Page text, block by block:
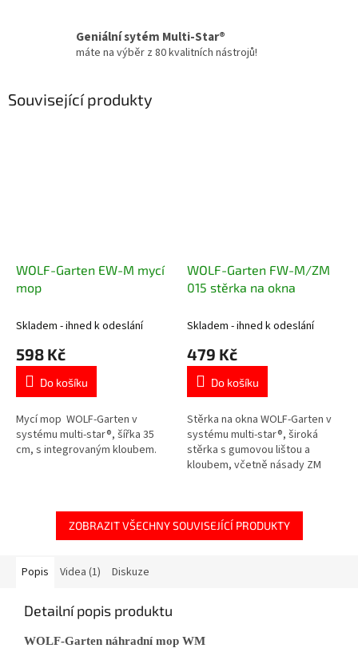
Geniální sytém Multi-Star®
máte na výběr z 80 kvalitních nástrojů!
Související produkty
WOLF-Garten EW-M mycí
mop
Skladem - ihned k odeslání
598 Kč
Do košíku
Mycí mop WOLF-Garten v
systému multi-star®, šířka 35
cm, s integrovaným kloubem.
WOLF-Garten FW-M/ZM
015 stěrka na okna
Skladem - ihned k odeslání
479 Kč
Do košíku
Stěrka na okna WOLF-Garten v
systému multi-star®, široká
stěrka s gumovou lištou a
kloubem, včetně násady ZM
ZOBRAZIT VŠECHNY SOUVISEJÍCÍ PRODUKTY
Popis Videa (1) Diskuze
Detailní popis produktu
WOLF-Garten náhradní mop WM